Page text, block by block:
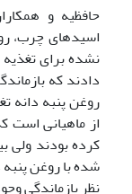
اسیدهای چرب،
نشده برای
دادند که
روغن پنبه دانه
از ماهیانی است
کرده بودند ولی
شده با روغن پنبه